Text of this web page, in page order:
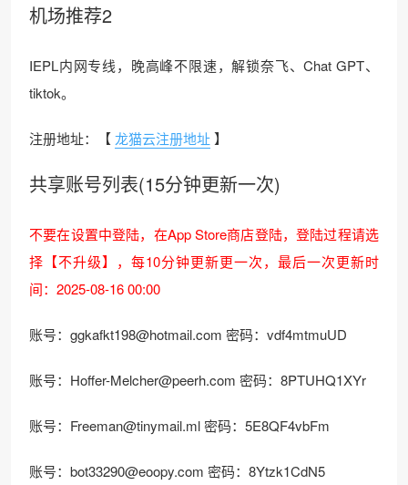
机场推荐2
IEPL内网专线，晚高峰不限速，解锁奈飞、Chat GPT、
tiktok。
注册地址：【龙猫云注册地址】
共享账号列表(15分钟更新一次)
不要在设置中登陆，在App Store商店登陆，登陆过程请选
择【不升级】，每10分钟更新更一次，最后一次更新时
间：2025-08-16 00:00
账号：ggkafkt198@hotmail.com 密码：vdf4mtmuUD
账号：Hoffer-Melcher@peerh.com 密码：8PTUHQ1XYr
账号：Freeman@tinymail.ml 密码：5E8QF4vbFm
账号：bot33290@eoopy.com 密码：8Ytzk1CdN5